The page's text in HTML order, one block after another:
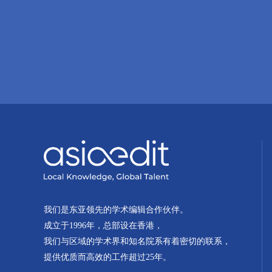
我们是东亚领先的学术编辑合作伙伴。
成立于1996年，总部设在香港，
我们与区域的学术界和知名院系有着密切的联系，
提供优质而高效的工作超过25年。